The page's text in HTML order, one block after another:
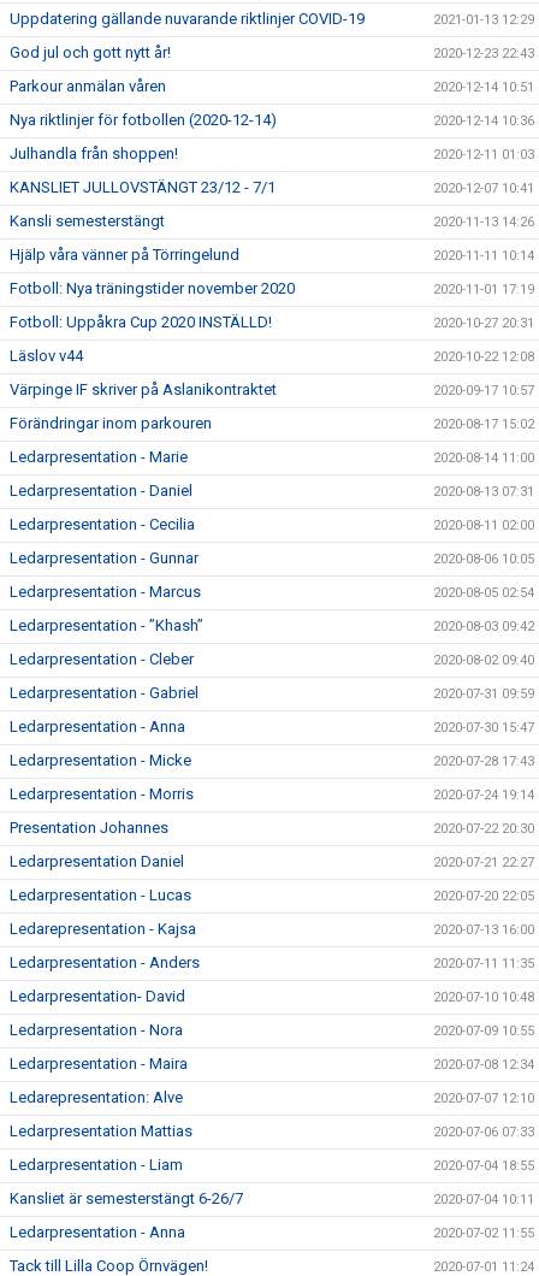
Uppdatering gällande nuvarande riktlinjer COVID-19 2021-01-13 12:29
God jul och gott nytt år! 2020-12-23 22:43
Parkour anmälan våren 2020-12-14 10:51
Nya riktlinjer för fotbollen (2020-12-14) 2020-12-14 10:36
Julhandla från shoppen! 2020-12-11 01:03
KANSLIET JULLOVSTÄNGT 23/12 - 7/1 2020-12-07 10:41
Kansli semesterstängt 2020-11-13 14:26
Hjälp våra vänner på Törringelund 2020-11-11 10:14
Fotboll: Nya träningstider november 2020 2020-11-01 17:19
Fotboll: Uppåkra Cup 2020 INSTÄLLD! 2020-10-27 20:31
Läslov v44 2020-10-22 12:08
Värpinge IF skriver på Aslanikontraktet 2020-09-17 10:57
Förändringar inom parkouren 2020-08-17 15:02
Ledarpresentation - Marie 2020-08-14 11:00
Ledarpresentation - Daniel 2020-08-13 07:31
Ledarpresentation - Cecilia 2020-08-11 02:00
Ledarpresentation - Gunnar 2020-08-06 10:05
Ledarpresentation - Marcus 2020-08-05 02:54
Ledarpresentation - ”Khash” 2020-08-03 09:42
Ledarpresentation - Cleber 2020-08-02 09:40
Ledarpresentation - Gabriel 2020-07-31 09:59
Ledarpresentation - Anna 2020-07-30 15:47
Ledarpresentation - Micke 2020-07-28 17:43
Ledarpresentation - Morris 2020-07-24 19:14
Presentation Johannes 2020-07-22 20:30
Ledarpresentation Daniel 2020-07-21 22:27
Ledarpresentation - Lucas 2020-07-20 22:05
Ledarepresentation - Kajsa 2020-07-13 16:00
Ledarpresentation - Anders 2020-07-11 11:35
Ledarpresentation- David 2020-07-10 10:48
Ledarpresentation - Nora 2020-07-09 10:55
Ledarpresentation - Maira 2020-07-08 12:34
Ledarepresentation: Alve 2020-07-07 12:10
Ledarpresentation Mattias 2020-07-06 07:33
Ledarpresentation - Liam 2020-07-04 18:55
Kansliet är semesterstängt 6-26/7 2020-07-04 10:11
Ledarpresentation - Anna 2020-07-02 11:55
Tack till Lilla Coop Örnvägen! 2020-07-01 11:24